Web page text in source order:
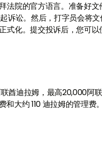
法院的官方语言。准备好文
诉讼。然后，打字员会将
式化。提交投诉后，您可以
酋迪拉姆，最高20,000阿
大约 110 迪拉姆的管理费